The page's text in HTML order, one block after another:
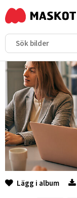
Lägg i album